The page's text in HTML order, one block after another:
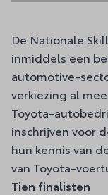
De Nationale
inmiddels een
automotive-
verkiezing al
Toyota-
inschrijven voor
hun kennis van
van Toyota-
Tien finalisten